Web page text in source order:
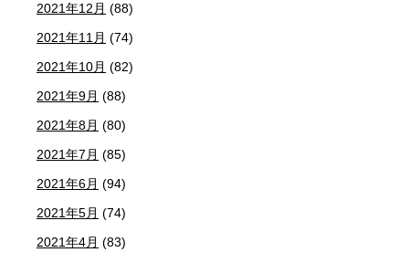
2021年12月 (88)
2021年11月 (74)
2021年10月 (82)
2021年9月 (88)
2021年8月 (80)
2021年7月 (85)
2021年6月 (94)
2021年5月 (74)
2021年4月 (83)